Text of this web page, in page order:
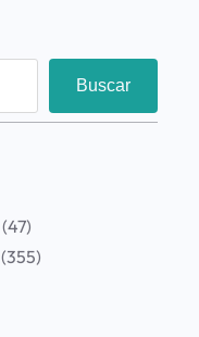
Buscar
(47)
(355)